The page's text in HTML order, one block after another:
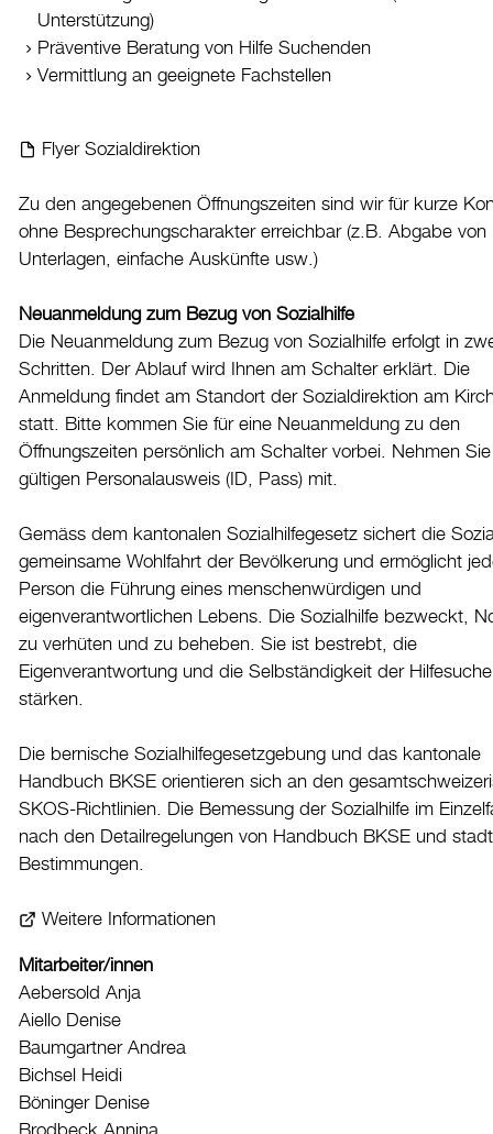
Datenschutz
Aktuelles
Home
Veranstaltungskalender
Stadtplan
Login
Unterstützung)
Präventive Beratung von Hilfe Suchenden
Vermittlung an geeignete Fachstellen
Flyer Sozialdirektion
Zu den angegebenen Öffnungszeiten sind wir für kurze
ohne Besprechungscharakter erreichbar (z.B. Abgabe von
Unterlagen, einfache Auskünfte usw.)
Neuanmeldung zum Bezug von Sozialhilfe
Die Neuanmeldung zum Bezug von Sozialhilfe erfolgt in
Schritten. Der Ablauf wird Ihnen am Schalter erklärt. Die
Anmeldung findet am Standort der Sozialdirektion am
statt. Bitte kommen Sie für eine Neuanmeldung zu den
Öffnungszeiten persönlich am Schalter vorbei. Nehmen
gültigen Personalausweis (ID, Pass) mit.
Gemäss dem kantonalen Sozialhilfegesetz sichert die
gemeinsame Wohlfahrt der Bevölkerung und ermöglicht
Person die Führung eines menschenwürdigen und
eigenverantwortlichen Lebens. Die Sozialhilfe bezweckt,
zu verhüten und zu beheben. Sie ist bestrebt, die
Eigenverantwortung und die Selbständigkeit der
stärken.
Die bernische Sozialhilfegesetzgebung und das kantonale
Handbuch BKSE orientieren sich an den
SKOS-Richtlinien. Die Bemessung der Sozialhilfe im
nach den Detailregelungen von Handbuch BKSE und
Bestimmungen.
Weitere Informationen
Mitarbeiter/innen
Aebersold Anja
Aiello Denise
Baumgartner Andrea
Bichsel Heidi
Böninger Denise